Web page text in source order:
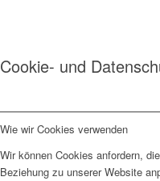
Cookie- und
Wie wir Cookies verwenden
Wir können Cookies anfordern,
Beziehung zu unserer Website